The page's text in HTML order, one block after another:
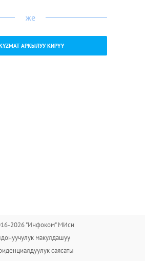
же
АРКЫЛУУ КИРҮҮ
2026 "Инфоком" МИси
макулдашуу
саясаты